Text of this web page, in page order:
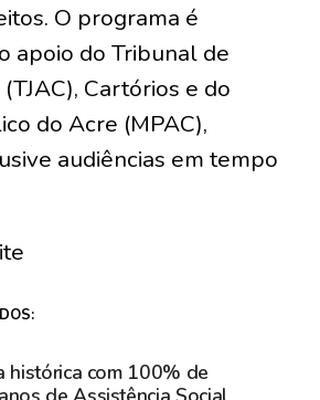
O programa é
apoio do Tribunal de
Cartórios e do
do Acre (MPAC),
audiências em tempo
histórica com 100% de